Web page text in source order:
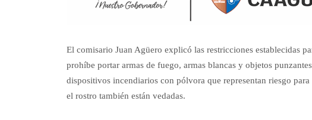
El comisario Juan Agüero explicó las restricciones establecidas
prohíbe portar armas de fuego, armas blancas y objetos
dispositivos incendiarios con pólvora que representan riesgo
el rostro también están vedadas.